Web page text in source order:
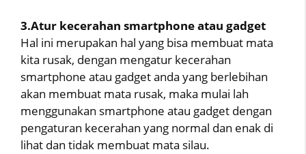
3.Atur kecerahan smartphone atau gadget
Hal ini merupakan hal yang bisa membuat mata
kita rusak, dengan mengatur kecerahan
smartphone atau gadget anda yang berlebihan
akan membuat mata rusak, maka mulai lah
menggunakan smartphone atau gadget dengan
pengaturan kecerahan yang normal dan enak di
lihat dan tidak membuat mata silau.